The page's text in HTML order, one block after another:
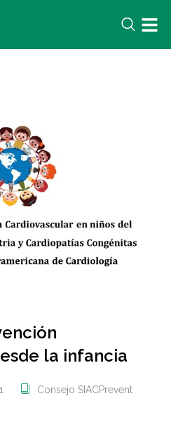
la infancia
Consejo SIACPrevent